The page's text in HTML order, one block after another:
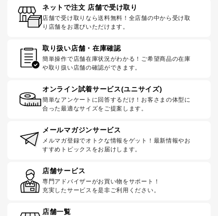
ネットで注文 店舗で受け取り
店舗で受け取りなら送料無料！全店舗の中から受け取
り店舗をお選びいただけます。
取り扱い店舗・在庫確認
簡単操作で店舗在庫状況がわかる！ご希望商品の在庫
や取り扱い店舗の確認ができます。
オンライン試着サービス(ユニサイズ)
簡単なアンケートに回答するだけ！お客さまの体型に
合った最適なサイズをご提案します。
メールマガジンサービス
メルマガ登録でオトクな情報をゲット！最新情報やお
すすめトピックスをお届けします。
店舗サービス
専門アドバイザーがお買い物をサポート！
充実したサービスを是非ご利用ください。
店舗一覧